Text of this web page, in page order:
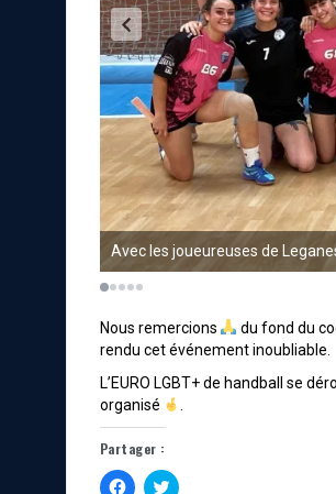
Avec les joueureuses de
Nous remercions du fond du
rendu cet événement inoubliable.
L’EURO LGBT+ de handball se
organisé
Partager :
C C